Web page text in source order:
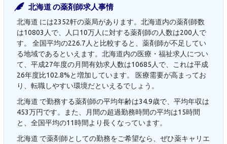
北海道 の薬剤師求人事情
北海道 には2352軒の薬局があります。北海道内の薬剤師数
は10803人で、人口10万人に対する薬剤師の人数は200人で
す。 全国平均の226.7人と比較すると、薬剤師が不足してい
る地域であるといえます。北海道内の医療・福祉求人につい
て、平成27年度の月間有効求人数は10685人で、これは平成
26年度比102.8%と増加しています。 医療需要が高まってお
り、転職しやすい環境だといえるでしょう。
北海道 で勤務する薬剤師の平均年齢は34.9歳で、平均年収は
453万円です。また、月間の超過勤務時間の平均は15時間
と、全国平均の11時間より長くなっています。
北海道 で薬剤師としての勤務をご希望なら、ぜひ薬キャリエ